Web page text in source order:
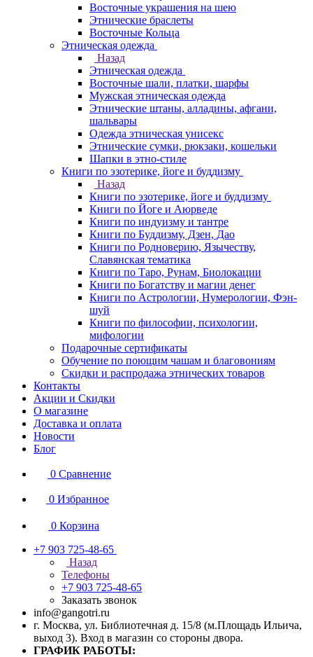
Восточные украшения на шею
Этнические браслеты
Восточные Кольца
Этническая одежда
Назад
Этническая одежда
Восточные шали, платки, шарфы
Мужская этническая одежда
Этнические штаны, алладины, афгани,
шальвары
Одежда этническая унисекс
Этнические сумки, рюкзаки, кошельки
Шапки в этно-стиле
Книги по эзотерике, йоге и буддизму
Назад
Книги по эзотерике, йоге и буддизму
Книги по Йоге и Аюрведе
Книги по индуизму и тантре
Книги по Буддизму, Дзен, Дао
Книги по Родноверию, Язычеству,
Славянская тематика
Книги по Таро, Рунам, Биолокации
Книги по Богатству и магии денег
Книги по Астрологии, Нумерологии, Фэн-
шуй
Книги по философии, психологии,
мифологии
Подарочные сертификаты
Обучение по поющим чашам и благовониям
Скидки и распродажа этнических товаров
Контакты
Акции и Скидки
О магазине
Доставка и оплата
Новости
Блог
0 Сравнение
0 Избранное
0 Корзина
+7 903 725-48-65
Назад
Телефоны
+7 903 725-48-65
Заказать звонок
info@gangotri.ru
г. Москва, ул. Библиотечная д. 15/8 (м.Площадь Ильича,
выход 3). Вход в магазин со стороны двора.
ГРАФИК РАБОТЫ: